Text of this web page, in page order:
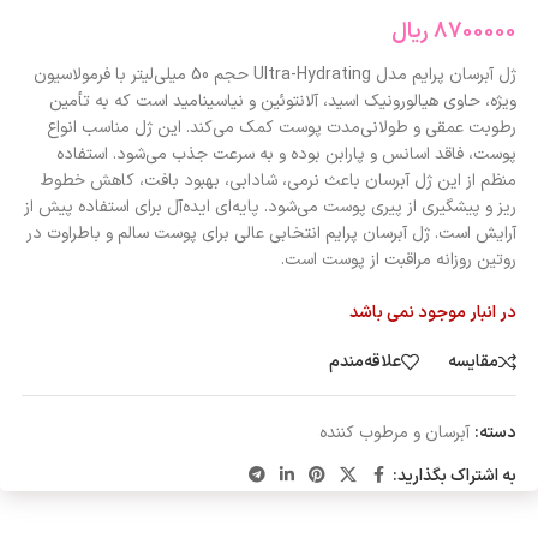
8700000ریال
ژل آبرسان پرایم مدل Ultra-Hydrating حجم 50 میلی‌لیتر با فرمولاسیون
ویژه، حاوی هیالورونیک اسید، آلانتوئین و نیاسینامید است که به تأمین
رطوبت عمقی و طولانی‌مدت پوست کمک می‌کند. این ژل مناسب انواع
پوست، فاقد اسانس و پارابن بوده و به سرعت جذب می‌شود. استفاده
منظم از این ژل آبرسان باعث نرمی، شادابی، بهبود بافت، کاهش خطوط
ریز و پیشگیری از پیری پوست می‌شود. پایه‌ای ایده‌آل برای استفاده پیش از
آرایش است. ژل آبرسان پرایم انتخابی عالی برای پوست سالم و باطراوت در
روتین روزانه مراقبت از پوست است.
در انبار موجود نمی باشد
مقایسه
علاقه‌مندم
دسته: آبرسان و مرطوب کننده
به اشتراک بگذارید: